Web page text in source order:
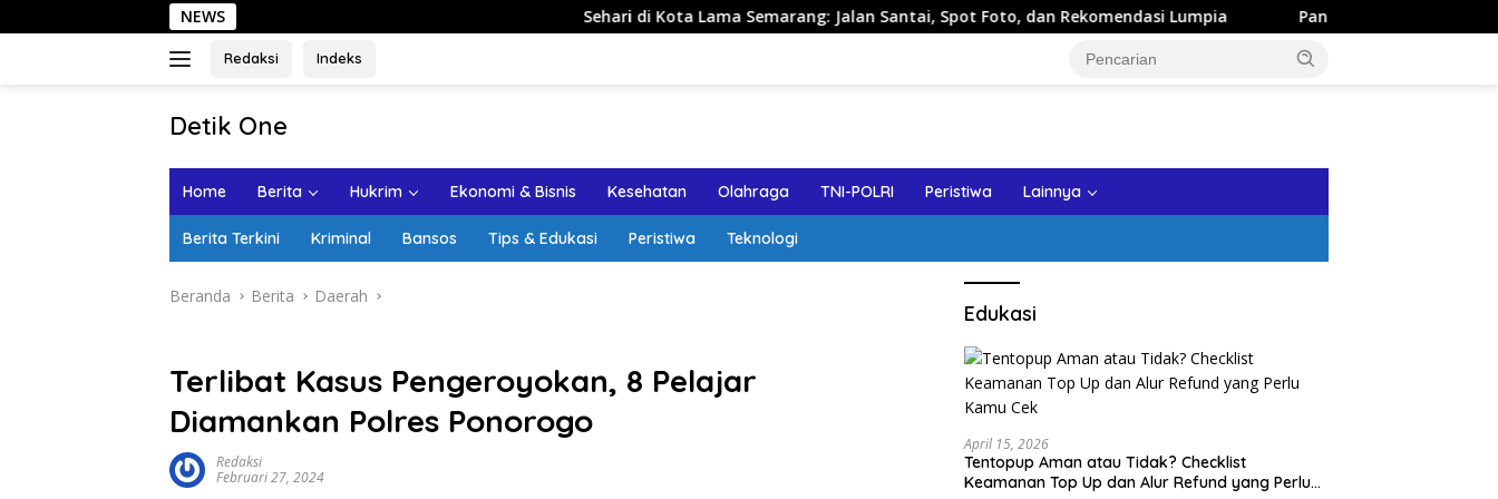
ke
NEWS Sehari di Kota Lama Semarang: Jalan Santai, Spot Foto, dan Rekomendasi Lumpia Panduan Wisata Keluarga ke Kota Batu:
Redaksi Indeks
Detik One
Ungkap
Home Berita Hukrim Ekonomi & Bisnis Kesehatan Olahraga TNI-POLRI Peristiwa Lainnya
Berita Terkini Kriminal Bansos Tips & Edukasi Peristiwa Teknologi
Beranda Berita Daerah
Terlibat Kasus Pengeroyokan, 8 Pelajar
Diamankan Polres Ponorogo
Redaksi
Februari 27, 2024
Edukasi
April 15, 2026
Tentopup Aman atau Tidak? Checklist
Keamanan Top Up dan Alur Refund yang Perlu